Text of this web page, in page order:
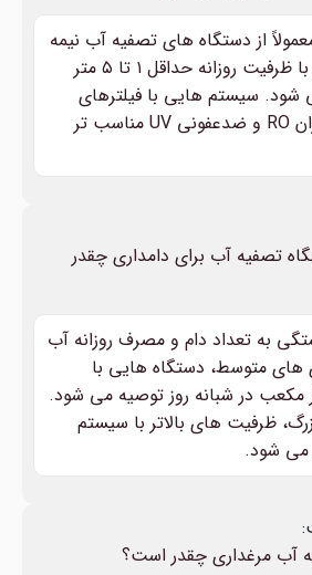
از دستگاه های تصفیه آب نیمه
صنعتی یا صنعتی با ظرفیت روزانه حداقل ۱ تا ۵ متر
سیستم هایی با فیلترهای
پیش تصفیه، ممبران RO و ضدعفونی UV مناسب تر
تصفیه آب برای دامداری چقدر
به تعداد دام و مصرف روزانه آب
های متوسط، دستگاه هایی با
۵ تا ۱۰ متر مکعب در شبانه روز توصیه می شود.
ظرفیت های بالاتر با سیستم
می شود.
آب مرغداری چقدر است؟